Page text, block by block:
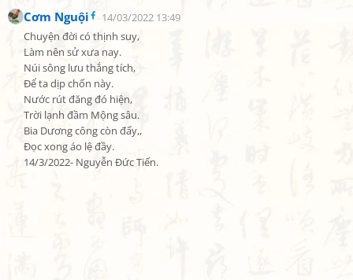
Cơm Nguội
14/03/2022 13:49
Chuyện đời có thịnh suy,
Làm nên sử xưa nay.
Núi sông lưu thắng tích,
Để ta dịp chốn này.
Nước rút đăng đó hiện,
Trời lạnh đầm Mộng sâu.
Bia Dương công còn đấy,,
Đọc xong áo lệ đầy.
14/3/2022- Nguyễn Đức Tiến.